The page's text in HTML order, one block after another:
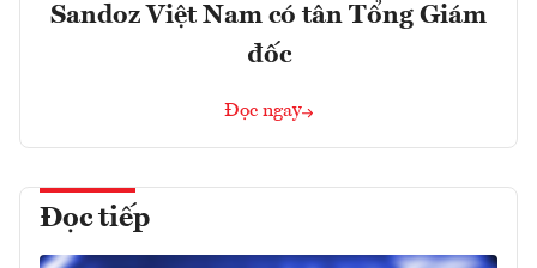
Sandoz Việt Nam có tân Tổng Giám
đốc
Đọc ngay
Đọc tiếp